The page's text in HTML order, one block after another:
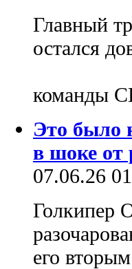
Главный
остался
команды
Это было
в шоке от
07.06.26
Голкипер
его